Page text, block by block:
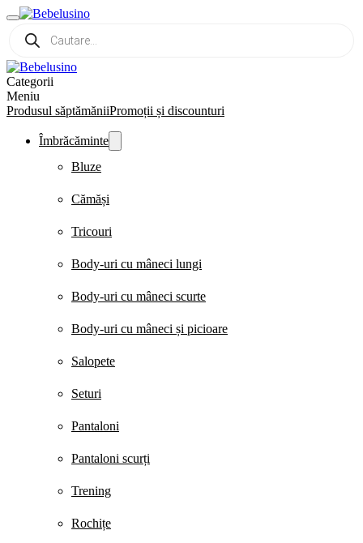
search
Categorii
Meniu
Produsul săptămăniiPromoții și discounturi
Îmbrăcăminte
Bluze
Cămăși
Tricouri
Body-uri cu mâneci lungi
Body-uri cu mâneci scurte
Body-uri cu mâneci și picioare
Salopete
Seturi
Pantaloni
Pantaloni scurți
Trening
Rochițe